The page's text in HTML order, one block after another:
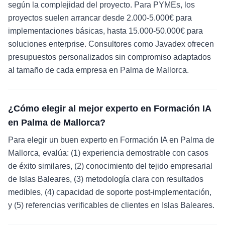
según la complejidad del proyecto. Para PYMEs, los
proyectos suelen arrancar desde 2.000-5.000€ para
implementaciones básicas, hasta 15.000-50.000€ para
soluciones enterprise. Consultores como Javadex ofrecen
presupuestos personalizados sin compromiso adaptados
al tamaño de cada empresa en Palma de Mallorca.
¿Cómo elegir al mejor experto en Formación IA
en Palma de Mallorca?
Para elegir un buen experto en Formación IA en Palma de
Mallorca, evalúa: (1) experiencia demostrable con casos
de éxito similares, (2) conocimiento del tejido empresarial
de Islas Baleares, (3) metodología clara con resultados
medibles, (4) capacidad de soporte post-implementación,
y (5) referencias verificables de clientes en Islas Baleares.